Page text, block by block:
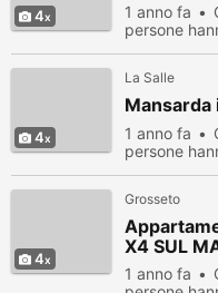
4 1 anno fa
persone
4
La Salle
Mansarda
1 anno fa
persone
4
Grosseto
X4 SUL
1 anno fa